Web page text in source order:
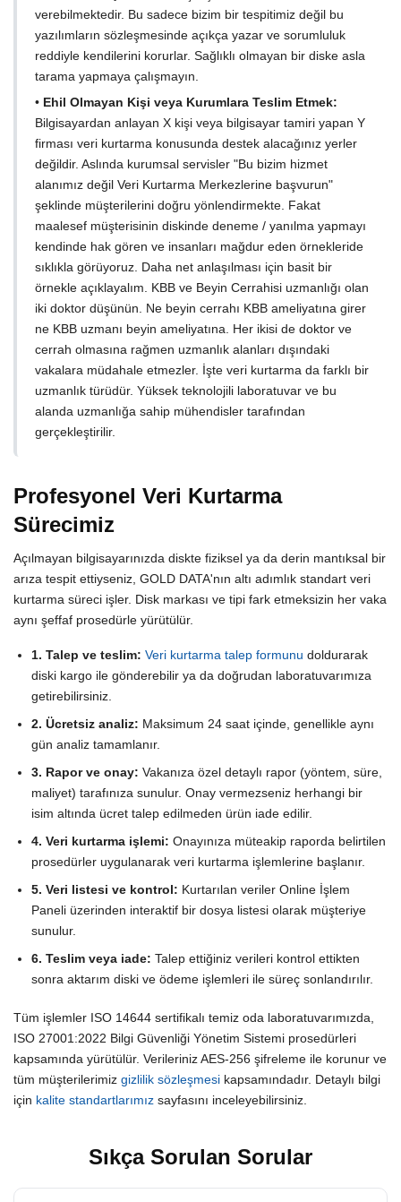
verebilmektedir. Bu sadece bizim bir tespitimiz değil bu
yazılımların sözleşmesinde açıkça yazar ve sorumluluk
reddiyle kendilerini korurlar. Sağlıklı olmayan bir diske asla
tarama yapmaya çalışmayın.
• Ehil Olmayan Kişi veya Kurumlara Teslim Etmek:
Bilgisayardan anlayan X kişi veya bilgisayar tamiri yapan Y
firması veri kurtarma konusunda destek alacağınız yerler
değildir. Aslında kurumsal servisler "Bu bizim hizmet
alanımız değil Veri Kurtarma Merkezlerine başvurun"
şeklinde müşterilerini doğru yönlendirmekte. Fakat
maalesef müşterisinin diskinde deneme / yanılma yapmayı
kendinde hak gören ve insanları mağdur eden örnekleride
sıklıkla görüyoruz. Daha net anlaşılması için basit bir
örnekle açıklayalım. KBB ve Beyin Cerrahisi uzmanlığı olan
iki doktor düşünün. Ne beyin cerrahı KBB ameliyatına girer
ne KBB uzmanı beyin ameliyatına. Her ikisi de doktor ve
cerrah olmasına rağmen uzmanlık alanları dışındaki
vakalara müdahale etmezler. İşte veri kurtarma da farklı bir
uzmanlık türüdür. Yüksek teknolojili laboratuvar ve bu
alanda uzmanlığa sahip mühendisler tarafından
gerçekleştirilir.
Profesyonel Veri Kurtarma
Sürecimiz
Açılmayan bilgisayarınızda diskte fiziksel ya da derin mantıksal bir
arıza tespit ettiyseniz, GOLD DATA'nın altı adımlık standart veri
kurtarma süreci işler. Disk markası ve tipi fark etmeksizin her vaka
aynı şeffaf prosedürle yürütülür.
1. Talep ve teslim: Veri kurtarma talep formunu doldurarak
diski kargo ile gönderebilir ya da doğrudan laboratuvarımıza
getirebilirsiniz.
2. Ücretsiz analiz: Maksimum 24 saat içinde, genellikle aynı
gün analiz tamamlanır.
3. Rapor ve onay: Vakanıza özel detaylı rapor (yöntem, süre,
maliyet) tarafınıza sunulur. Onay vermezseniz herhangi bir
isim altında ücret talep edilmeden ürün iade edilir.
4. Veri kurtarma işlemi: Onayınıza müteakip raporda belirtilen
prosedürler uygulanarak veri kurtarma işlemlerine başlanır.
5. Veri listesi ve kontrol: Kurtarılan veriler Online İşlem
Paneli üzerinden interaktif bir dosya listesi olarak müşteriye
sunulur.
6. Teslim veya iade: Talep ettiğiniz verileri kontrol ettikten
sonra aktarım diski ve ödeme işlemleri ile süreç sonlandırılır.
Tüm işlemler ISO 14644 sertifikalı temiz oda laboratuvarımızda,
ISO 27001:2022 Bilgi Güvenliği Yönetim Sistemi prosedürleri
kapsamında yürütülür. Verileriniz AES-256 şifreleme ile korunur ve
tüm müşterilerimiz gizlilik sözleşmesi kapsamındadır. Detaylı bilgi
için kalite standartlarımız sayfasını inceleyebilirsiniz.
Sıkça Sorulan Sorular